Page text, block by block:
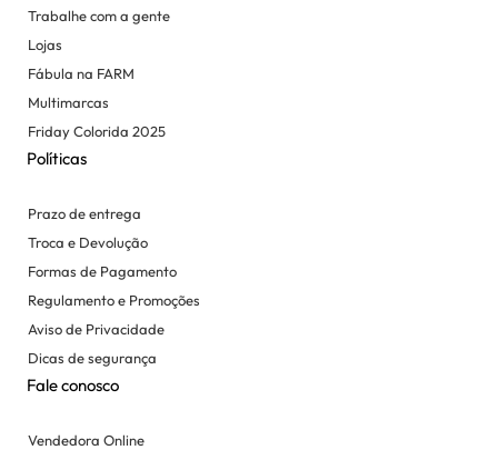
Trabalhe com a gente
Lojas
Fábula na FARM
Multimarcas
Friday Colorida 2025
Políticas
Prazo de entrega
Troca e Devolução
Formas de Pagamento
Regulamento e Promoções
Aviso de Privacidade
Dicas de segurança
Fale conosco
Vendedora Online